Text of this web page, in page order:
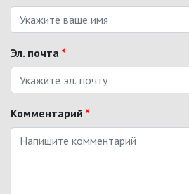
Эл. почта *
Комментарий *